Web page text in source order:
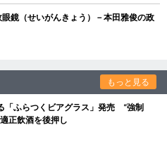
鏡（せいがんきょう）－本田雅俊の政
もっと見る
「ふらつくビアグラス」発売 “強制
正飲酒を後押し